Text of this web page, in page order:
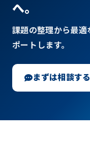
へ。
課題の整理から最適
ポートします。
まずは相談す